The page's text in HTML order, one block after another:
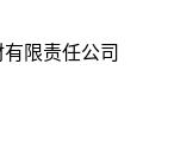
限责任公司